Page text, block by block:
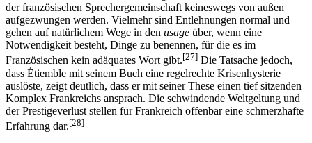
der französischen Sprechergemeinschaft keineswegs von außen
aufgezwungen werden. Vielmehr sind Entlehnungen normal und
gehen auf natürlichem Wege in den usage über, wenn eine
Notwendigkeit besteht, Dinge zu benennen, für die es im
Französischen kein adäquates Wort gibt.[27] Die Tatsache jedoch,
dass Étiemble mit seinem Buch eine regelrechte Krisenhysterie
auslöste, zeigt deutlich, dass er mit seiner These einen tief sitzenden
Komplex Frankreichs ansprach. Die schwindende Weltgeltung und
der Prestigeverlust stellen für Frankreich offenbar eine schmerzhafte
Erfahrung dar.[28]